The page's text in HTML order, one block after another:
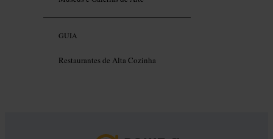
GUIA
Restaurantes de Alta Cozinha